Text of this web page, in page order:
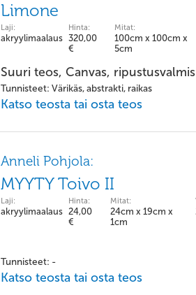
Limone
Laji:
akryylimaalaus
Hinta:
320,00
€
Mitat:
100cm x 100cm x
5cm
Suuri teos, Canvas, ripustusvalmis
Tunnisteet: Värikäs, abstrakti, raikas
Katso teosta tai osta teos
Anneli Pohjola:
MYYTY Toivo II
Laji:
akryylimaalaus
Hinta:
24,00
€
Mitat:
24cm x 19cm x
1cm
Tunnisteet: -
Katso teosta tai osta teos